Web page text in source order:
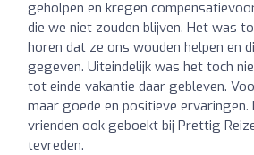
geholpen en kregen
die we niet zouden blijven. Het was
horen dat ze ons wouden helpen en
gegeven. Uiteindelijk was het toch
tot einde vakantie daar gebleven.
maar goede en positieve
vrienden ook geboekt bij Prettig
tevreden.